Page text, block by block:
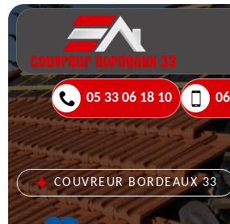
05 33 06 18 10
COUVREUR BORDEAUX 33